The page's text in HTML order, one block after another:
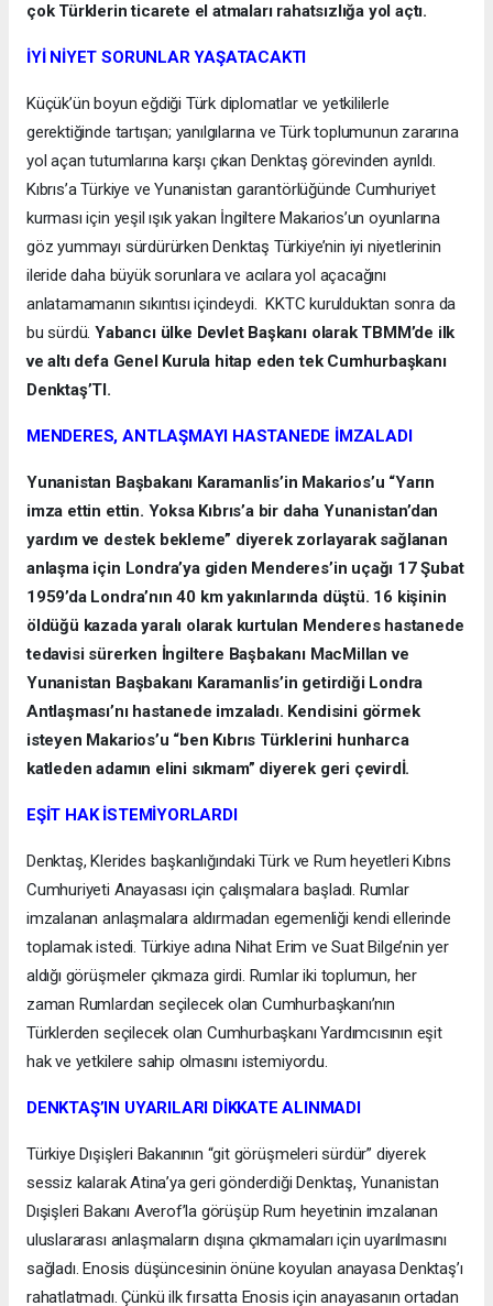
çok Türklerin ticarete el atmaları rahatsızlığa yol açtı.
İYİ NİYET SORUNLAR YAŞATACAKTI
Küçük’ün boyun eğdiği Türk diplomatlar ve yetkililerle
gerektiğinde tartışan; yanılgılarına ve Türk toplumunun zararına
yol açan tutumlarına karşı çıkan Denktaş görevinden ayrıldı.
Kıbrıs’a Türkiye ve Yunanistan garantörlüğünde Cumhuriyet
kurması için yeşil ışık yakan İngiltere Makarios’un oyunlarına
göz yummayı sürdürürken Denktaş Türkiye’nin iyi niyetlerinin
ileride daha büyük sorunlara ve acılara yol açacağını
anlatamamanın sıkıntısı içindeydi. KKTC kurulduktan sonra da
bu sürdü.Yabancı ülke Devlet Başkanı olarak TBMM’de ilk
ve altı defa Genel Kurula hitap eden tek Cumhurbaşkanı
Denktaş’TI.
MENDERES, ANTLAŞMAYI HASTANEDE İMZALADI
Yunanistan Başbakanı Karamanlis’in Makarios’u “Yarın
imza ettin ettin. Yoksa Kıbrıs’a bir daha Yunanistan’dan
yardım ve destek bekleme” diyerek zorlayarak sağlanan
anlaşma için Londra’ya giden Menderes’in uçağı 17 Şubat
1959’da Londra’nın 40 km yakınlarında düştü. 16 kişinin
öldüğü kazada yaralı olarak kurtulan Menderes hastanede
tedavisi sürerken İngiltere Başbakanı MacMillan ve
Yunanistan Başbakanı Karamanlis’in getirdiği Londra
Antlaşması’nı hastanede imzaladı. Kendisini görmek
isteyen Makarios’u “ben Kıbrıs Türklerini hunharca
katleden adamın elini sıkmam” diyerek geri çevirdİ.
EŞİT HAK İSTEMİYORLARDI
Denktaş, Klerides başkanlığındaki Türk ve Rum heyetleri Kıbrıs
Cumhuriyeti Anayasası için çalışmalara başladı. Rumlar
imzalanan anlaşmalara aldırmadan egemenliği kendi ellerinde
toplamak istedi. Türkiye adına Nihat Erim ve Suat Bilge’nin yer
aldığı görüşmeler çıkmaza girdi. Rumlar iki toplumun, her
zaman Rumlardan seçilecek olan Cumhurbaşkanı’nın
Türklerden seçilecek olan Cumhurbaşkanı Yardımcısının eşit
hak ve yetkilere sahip olmasını istemiyordu.
DENKTAŞ’IN UYARILARI DİKKATE ALINMADI
Türkiye Dışişleri Bakanının “git görüşmeleri sürdür” diyerek
sessiz kalarak Atina’ya geri gönderdiği Denktaş, Yunanistan
Dışişleri Bakanı Averof’la görüşüp Rum heyetinin imzalanan
uluslararası anlaşmaların dışına çıkmamaları için uyarılmasını
sağladı. Enosis düşüncesinin önüne koyulan anayasa Denktaş’ı
rahatlatmadı. Çünkü ilk fırsatta Enosis için anayasanın ortadan